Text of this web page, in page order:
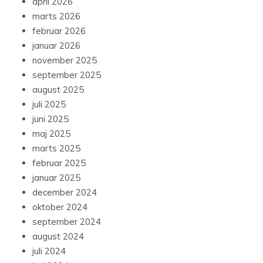
marts 2026
februar 2026
januar 2026
november 2025
september 2025
august 2025
juli 2025
juni 2025
maj 2025
marts 2025
februar 2025
januar 2025
december 2024
oktober 2024
september 2024
august 2024
juli 2024